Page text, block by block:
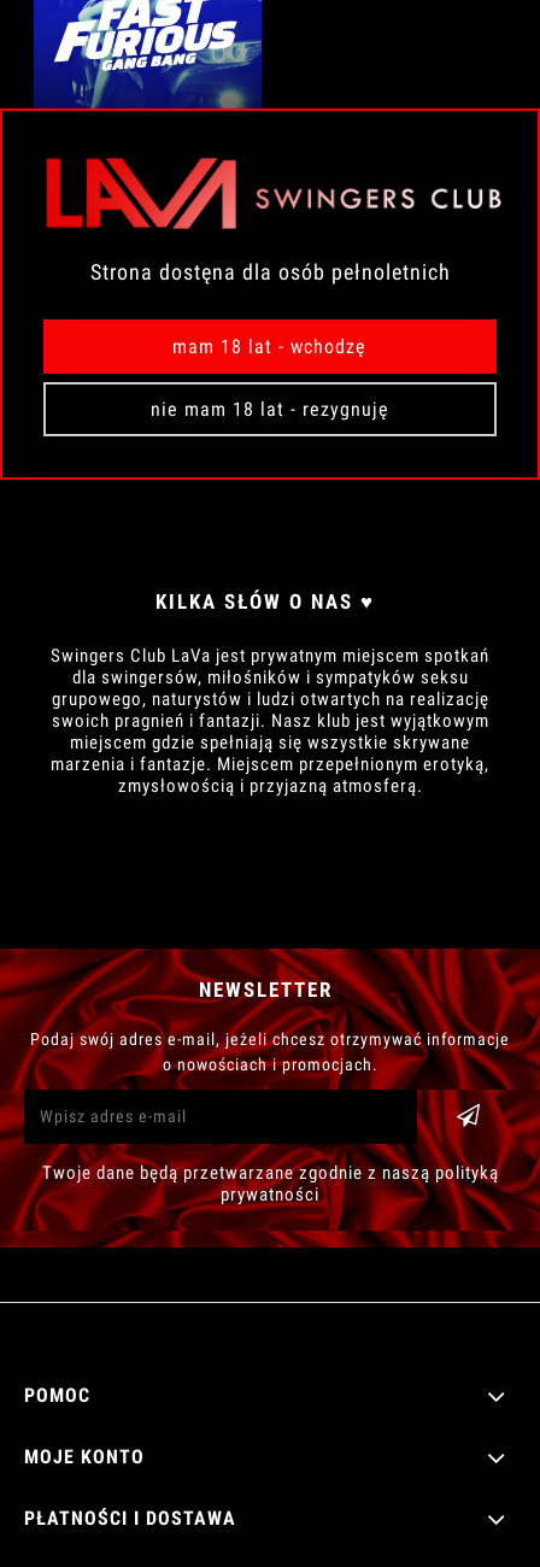
Strona dostęna dla osób pełnoletnich
mam 18 lat - wchodzę
nie mam 18 lat - rezygnuję
15.08.26r | GANG BANG
FAST & FURIOUS | PARA
Do koszyka
KILKA SŁÓW O NAS ♥
Swingers Club LaVa jest prywatnym miejscem spotkań
dla swingersów, miłośników i sympatyków seksu
grupowego, naturystów i ludzi otwartych na realizację
swoich pragnień i fantazji. Nasz klub jest wyjątkowym
miejscem gdzie spełniają się wszystkie skrywane
marzenia i fantazje. Miejscem przepełnionym erotyką,
zmysłowością i przyjazną atmosferą.
NEWSLETTER
Podaj swój adres e-mail, jeżeli chcesz otrzymywać informacje
o nowościach i promocjach.
Twoje dane będą przetwarzane zgodnie z naszą polityką
prywatności
POMOC
MOJE KONTO
PŁATNOŚCI I DOSTAWA